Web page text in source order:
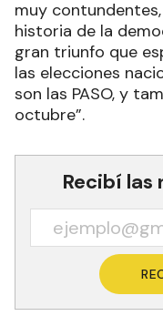
muy
historia de la
gran triunfo que
las elecciones
son las PASO, y
octubre”.
Recibí